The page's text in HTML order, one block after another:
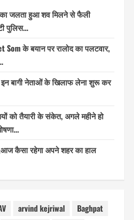
का जलता हुआ शव मिलने से फैली
पुलिस…
Som के बयान पर रालोद का पलटवार,
बागी नेताओं के खिलाफ लेना शुरू कर
को तैयारी के संकेत, अगले महीने हो
कैसा रहेगा अपने शहर का हाल
arvind kejriwal
Baghpat